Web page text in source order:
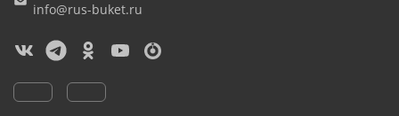
info@rus-buket.ru